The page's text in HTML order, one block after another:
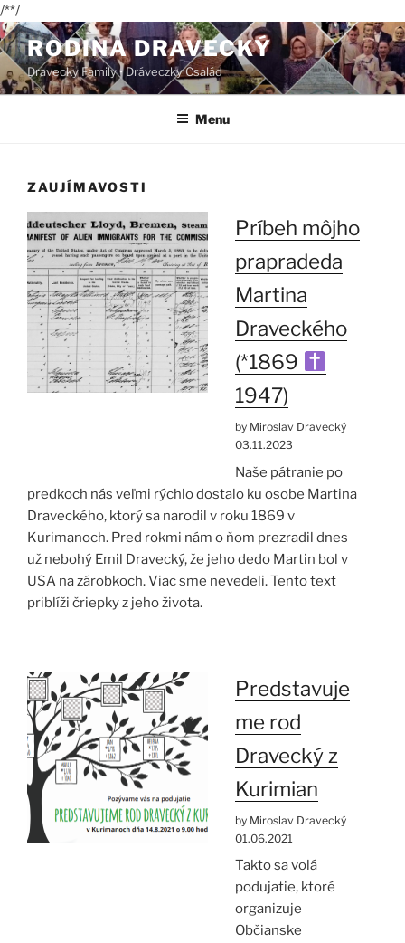
/**/
Skip
to
content
RODINA DRAVECKÝ
Dravecky Family • Dráveczky Család
Menu
ZAUJÍMAVOSTI
Príbeh môjho
prapradeda
Martina
Draveckého
(*1869
1947)
by Miroslav Dravecký
03.11.2023
Naše pátranie po
predkoch nás veľmi rýchlo dostalo ku osobe Martina
Draveckého, ktorý sa narodil v roku 1869 v
Kurimanoch. Pred rokmi nám o ňom prezradil dnes
už nebohý Emil Dravecký, že jeho dedo Martin bol v
USA na zárobkoch. Viac sme nevedeli. Tento text
priblíži čriepky z jeho života.
Predstavuje
me rod
Dravecký z
Kurimian
by Miroslav Dravecký
01.06.2021
Takto sa volá
podujatie, ktoré
organizuje
Občianske